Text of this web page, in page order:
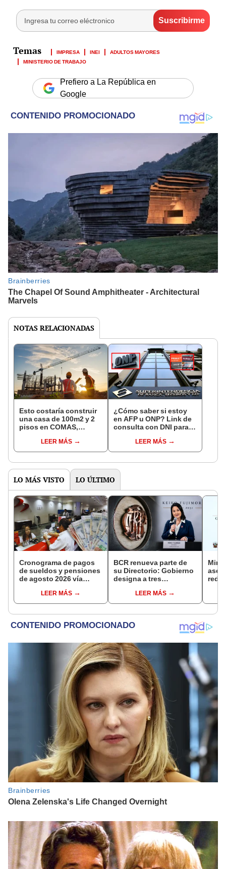
IMPRESA INEI
ADULTOS MAYORES
MINISTERIO DE TRABAJO
Prefiero a La República en
Google
NOTAS RELACIONADAS
Esto costaría construir
una casa de 100m2 y 2
pisos en COMAS,
distritos de LIMA
NORTE
LEER MÁS
¿Cómo saber si estoy
en AFP u ONP? Link de
consulta con DNI para
pensiones estás
LEER MÁS
LO MÁS VISTO LO ÚLTIMO
Cronograma de pagos
de sueldos y pensiones
de agosto 2026 vía
conoce las fechas de
depósito
LEER MÁS
BCR renueva parte de
su Directorio: Gobierno
designa a tres
EjecutivoLEER MÁS